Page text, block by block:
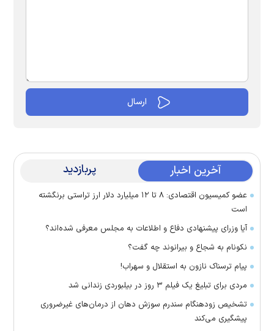
آخرین اخبار پربازدید
عضو کمیسیون اقتصادی: ۸ تا ۱۲ میلیارد دلار ارز تراستی برنگشته
است
آیا وزرای پیشنهادی دفاع و اطلاعات به مجلس معرفی شده‌اند؟
نکونام به شجاع و بیرانوند چه گفت؟
پیام ترسناک نازون به استقلال و سهراب!
مردی برای تبلیغ یک فیلم ۳ روز در بیلبوردی زندانی شد
تشخیص زودهنگام سندرم سوزش دهان از درمان‌های غیرضروری
پیشگیری می‌کند